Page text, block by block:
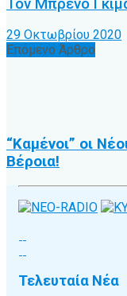
Τον Μπρένο
29 Οκτωβρίου 2020
Επόμενο Άρθρο
“Καμένοι” οι
Βέροια!
Τελευταία Νέα